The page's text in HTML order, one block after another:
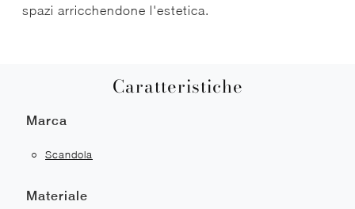
spazi arricchendone l'estetica.
Caratteristiche
Marca
Scandola
Materiale